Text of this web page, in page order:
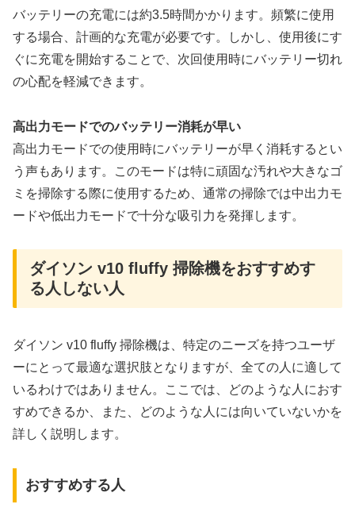
バッテリーの充電には約3.5時間かかります。頻繁に使用
する場合、計画的な充電が必要です。しかし、使用後にす
ぐに充電を開始することで、次回使用時にバッテリー切れ
の心配を軽減できます。
高出力モードでのバッテリー消耗が早い
高出力モードでの使用時にバッテリーが早く消耗するとい
う声もあります。このモードは特に頑固な汚れや大きなゴ
ミを掃除する際に使用するため、通常の掃除では中出力モ
ードや低出力モードで十分な吸引力を発揮します。
ダイソン v10 fluffy 掃除機をおすすめす
る人しない人
ダイソン v10 fluffy 掃除機は、特定のニーズを持つユーザ
ーにとって最適な選択肢となりますが、全ての人に適して
いるわけではありません。ここでは、どのような人におす
すめできるか、また、どのような人には向いていないかを
詳しく説明します。
おすすめする人